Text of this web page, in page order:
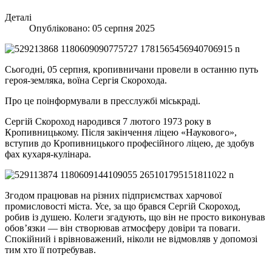
Деталі
Опубліковано: 05 серпня 2025
Сьогодні, 05 серпня, кропивничани провели в останню путь
героя-земляка, воїна Сергія Скорохода.
Про це поінформували в пресслужбі міськраді.
Сергій Скороход народився 7 лютого 1973 року в
Кропивницькому. Після закінчення ліцею «Наукового»,
вступив до Кропивницького професійного ліцею, де здобув
фах кухаря-кулінара.
Згодом працював на різних підприємствах харчової
промисловості міста. Усе, за що брався Сергій Скороход,
робив із душею. Колеги згадують, що він не просто виконував
обов’язки — він створював атмосферу довіри та поваги.
Спокійний і врівноважений, ніколи не відмовляв у допомозі
тим хто її потребував.